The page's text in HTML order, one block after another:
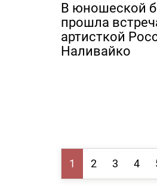
В юношеской
прошла
артисткой
Наливайко
1 2 3 4